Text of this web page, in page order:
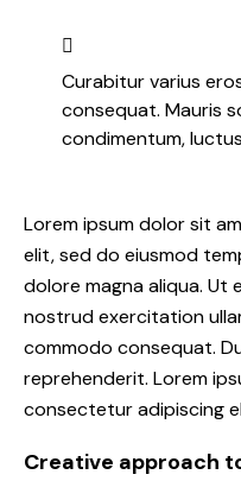
Curabitur varius
consequat. Mauris
condimentum,
Lorem ipsum dolor sit
elit, sed do eiusmod
dolore magna aliqua. Ut
nostrud exercitation
commodo consequat.
reprehenderit. Lorem
consectetur adipiscing
Creative approach